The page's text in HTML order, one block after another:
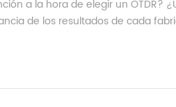
a la hora de elegir un OTDR?
de los resultados de cada